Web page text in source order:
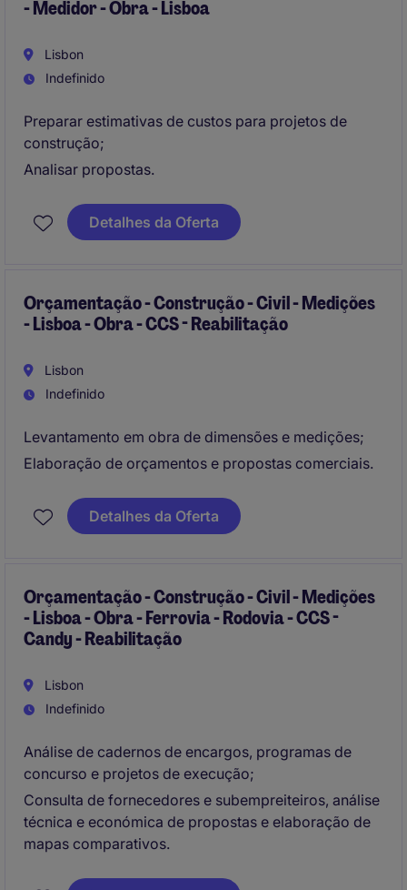
- Medidor - Obra - Lisboa
Lisbon
Indefinido
Preparar estimativas de custos para projetos de
construção;
Analisar propostas.
Detalhes da Oferta
Orçamentação - Construção - Civil - Medições
- Lisboa - Obra - CCS - Reabilitação
Lisbon
Indefinido
Levantamento em obra de dimensões e medições;
Elaboração de orçamentos e propostas comerciais.
Detalhes da Oferta
Orçamentação - Construção - Civil - Medições
- Lisboa - Obra - Ferrovia - Rodovia - CCS -
Candy - Reabilitação
Lisbon
Indefinido
Análise de cadernos de encargos, programas de
concurso e projetos de execução;
Consulta de fornecedores e subempreiteiros, análise
técnica e económica de propostas e elaboração de
mapas comparativos.